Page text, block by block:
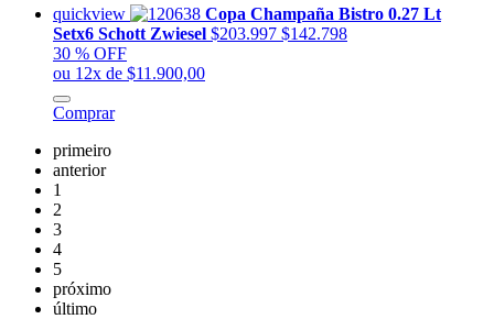
quickview
Copa Champaña Bistro 0.27 Lt
Setx6 Schott Zwiesel $203.997 $142.798
30 % OFF
ou 12x de $11.900,00
Comprar
primeiro
anterior
1
2
3
4
5
próximo
último